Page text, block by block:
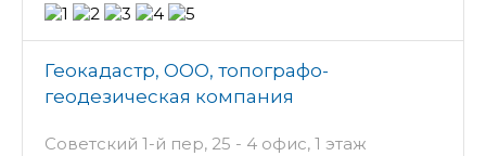
Геокадастр, ООО, топографо-
геодезическая компания
Советский 1-й пер, 25 - 4 офис, 1 этаж